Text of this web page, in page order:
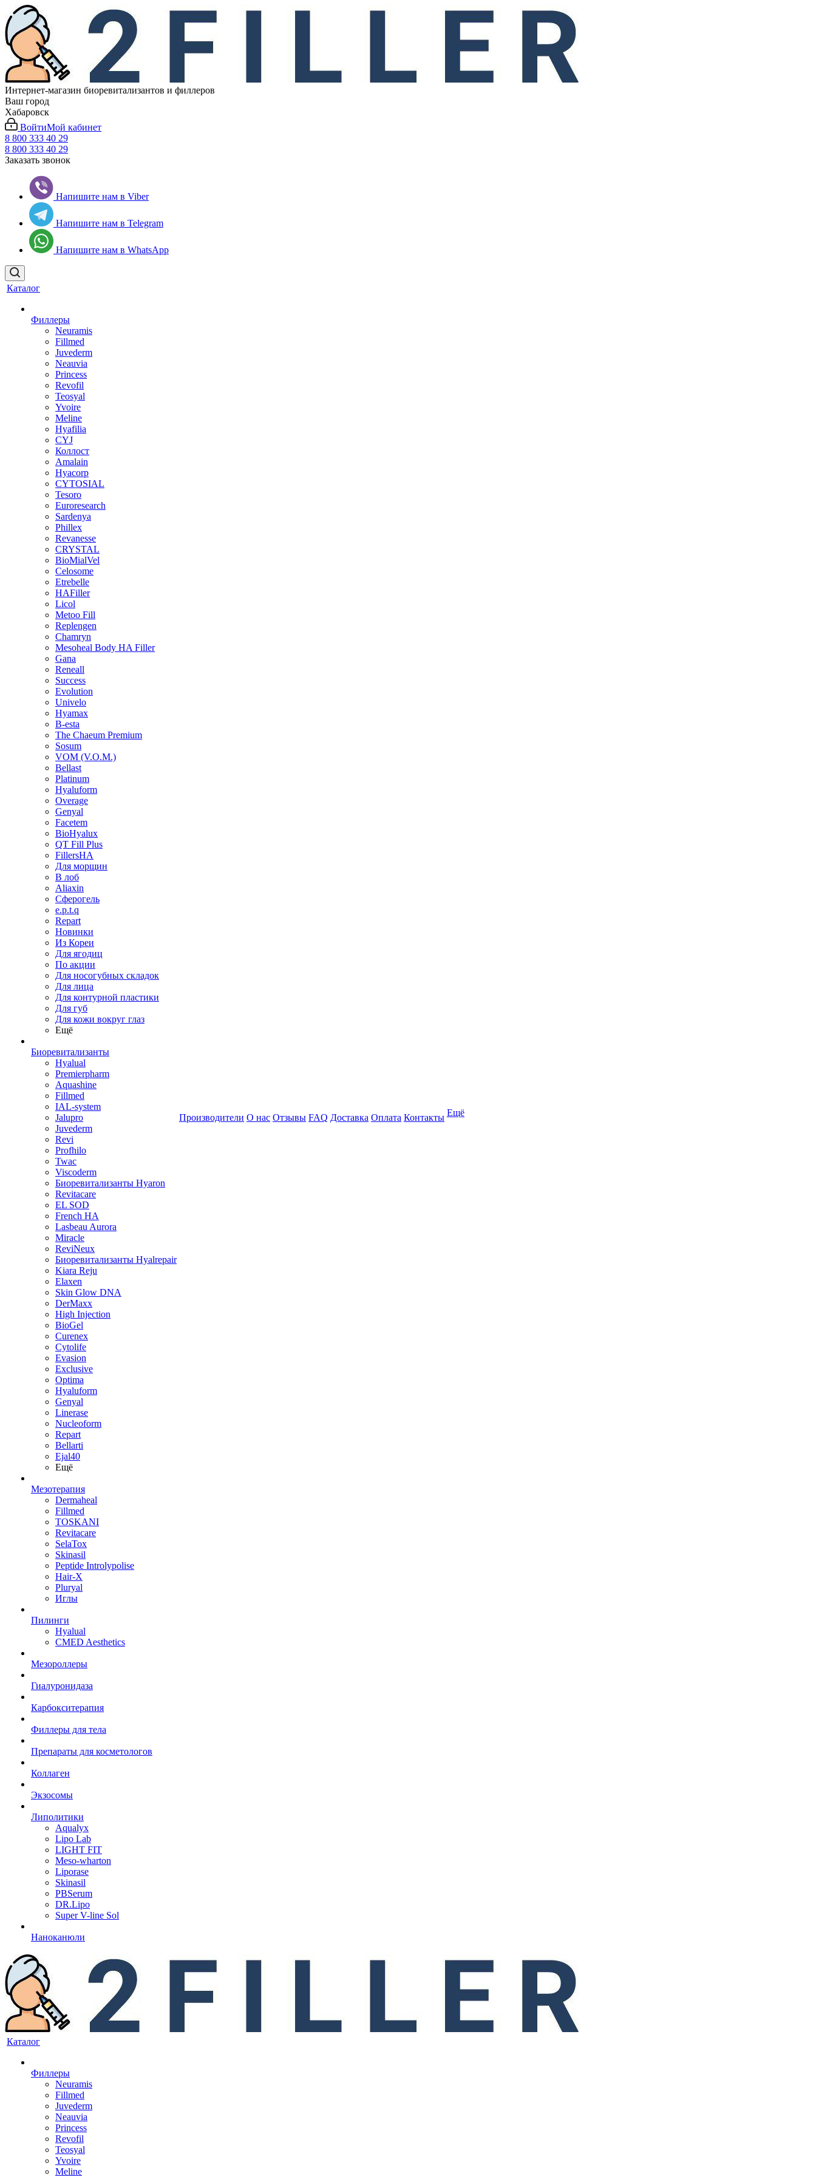
Интернет-магазин биоревитализантов и филлеров
Ваш город
Хабаровск
ВойтиМой кабинет
8 800 333 40 29
8 800 333 40 29
Заказать звонок
Напишите нам в Viber
Напишите нам в Telegram
Напишите нам в WhatsApp
Каталог
Филлеры
Neuramis
Fillmed
Juvederm
Neauvia
Princess
Revofil
Teosyal
Yvoire
Meline
Hyafilia
CYJ
Коллост
Amalain
Hyacorp
CYTOSIAL
Tesoro
Euroresearch
Sardenya
Phillex
Revanesse
CRYSTAL
BioMialVel
Celosome
Etrebelle
HAFiller
Licol
Metoo Fill
Replengen
Chamryn
Mesoheal Body HA Filler
Gana
Reneall
Success
Evolution
Univelo
Hyamax
B-esta
The Chaeum Premium
Sosum
VOM (V.O.M.)
Bellast
Platinum
Hyaluform
Overage
Genyal
Facetem
BioHyalux
QT Fill Plus
FillersHA
Для морщин
В лоб
Aliaxin
Сферогель
e.p.t.q
Repart
Новинки
Из Кореи
Для ягодиц
По акции
Для носогубных складок
Для лица
Для контурной пластики
Для губ
Для кожи вокруг глаз
Ещё
Биоревитализанты
Hyalual
Premierpharm
Aquashine
Fillmed
IAL-system
Jalupro
Juvederm
Revi
Profhilo
Twac
Viscoderm
Биоревитализанты Hyaron
Revitacare
EL SOD
French HA
Lasbeau Aurora
Miracle
ReviNeux
Биоревитализанты Hyalrepair
Kiara Reju
Elaxen
Skin Glow DNA
DerMaxx
High Injection
BioGel
Curenex
Cytolife
Evasion
Exclusive
Optima
Hyaluform
Genyal
Linerase
Nucleoform
Repart
Bellarti
Ejal40
Ещё
Мезотерапия
Dermaheal
Fillmed
TOSKANI
Revitacare
SelaTox
Skinasil
Peptide Introlypolise
Hair-X
Pluryal
Иглы
Пилинги
Hyalual
CMED Aesthetics
Мезороллеры
Гиалуронидаза
Карбокситерапия
Филлеры для тела
Препараты для косметологов
Коллаген
Экзосомы
Липолитики
Aqualyx
Lipo Lab
LIGHT FIT
Meso-wharton
Liporase
Skinasil
PBSerum
DR.Lipo
Super V-line Sol
Наноканюли
Производители О нас Отзывы FAQ Доставка Оплата Контакты Ещё
Каталог
Филлеры
Neuramis
Fillmed
Juvederm
Neauvia
Princess
Revofil
Teosyal
Yvoire
Meline